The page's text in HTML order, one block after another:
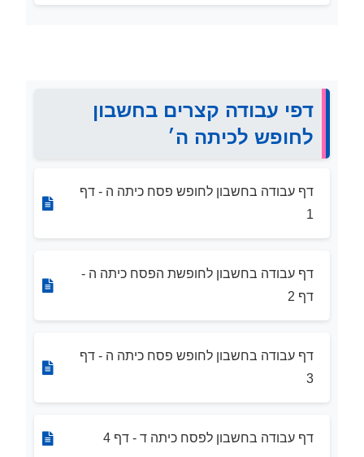
דפי עבודה קצרים בחשבון
לחופש לכיתה ה׳
דף עבודה בחשבון לחופש פסח כיתה ה - דף
1
דף עבודה בחשבון לחופשת הפסח כיתה ה -
דף 2
דף עבודה בחשבון לחופש פסח כיתה ה - דף
3
דף עבודה בחשבון לפסח כיתה ד - דף 4